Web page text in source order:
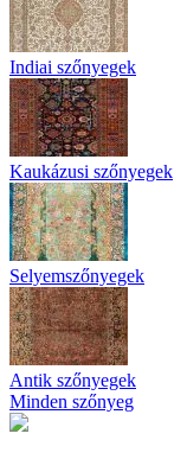
Indiai szőnyegek
Kaukázusi szőnyegek
Selyemszőnyegek
Antik szőnyegek
Minden szőnyeg